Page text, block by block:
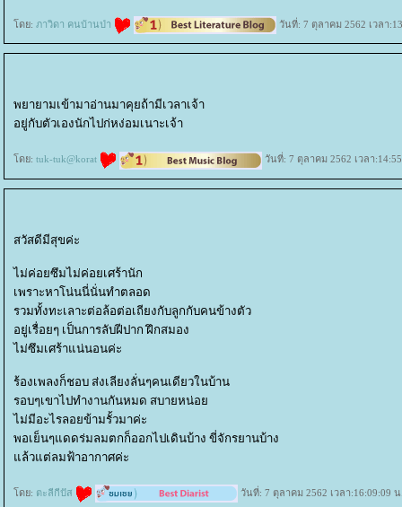
ดย: ภาวิดา คนบ้านป่า วันที่: 7 ตุลาคม 2562 เวลา
พยายามเข้ามาอ่านมาคุยถ้ามีเวลาเจ้า
อยู่กับตัวเองนักไปก่หง่อมเนาะเจ้า
ดย: tuk-tuk@korat วันที่: 7 ตุลาคม 2562 เวลา
สวัสดีมีสุขค่ะ
ไม่ค่อยซึมไม่ค่อยเศร้านัก
เพราะหาโน่นนี่นั่นทำตลอด
รวมทั้งทะเลาะต่อล้อต่อเถียงกับลูกกับคนข้างตัว
อยู่เรื่อยๆ เป็นการลับฝีปาก ฝึกสมอง
ไม่ซึมเศร้าแน่นอนค่ะ
ร้องเพลงก็ชอบ ส่งเลียงลั่นๆคนเดียวในบ้าน
รอบๆเขาไปทำงานกันหมด สบายหน่อ
ไม่มีอะไรลอยข้ามรั้วมาค่ะ
พอเย็นๆแดดร่มลมตกก็ออกไปเดินบ้าง ขี่จักรยานบ้าง
ล้วแต่ลมฟ้าอากาศค่ะ
ดย: ตะลีกีปัส วันที่: 7 ตุลาคม 2562 เวลา:16:09:09